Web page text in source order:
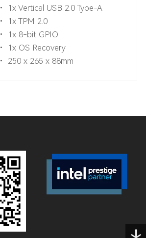
• 1x Vertical USB 2.0 Type-A
• 1x TPM 2.0
• 1x 8-bit GPIO
• 1x OS Recovery
• 250 x 265 x 88mm